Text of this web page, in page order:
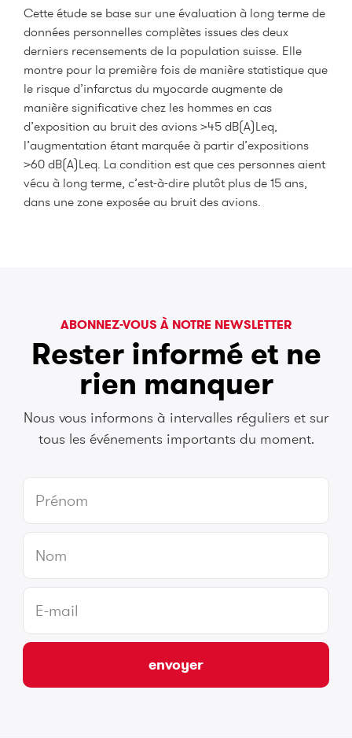
Cette étude se base sur une évaluation à long terme de
données personnelles complètes issues des deux
derniers recensements de la population suisse. Elle
montre pour la première fois de manière statistique que
le risque d’infarctus du myocarde augmente de
manière significative chez les hommes en cas
d’exposition au bruit des avions >45 dB(A)Leq,
l’augmentation étant marquée à partir d’expositions
>60 dB(A)Leq. La condition est que ces personnes aient
vécu à long terme, c’est-à-dire plutôt plus de 15 ans,
dans une zone exposée au bruit des avions.
ABONNEZ-VOUS À NOTRE NEWSLETTER
Rester informé et ne
rien manquer
Nous vous informons à intervalles réguliers et sur
tous les événements importants du moment.
envoyer